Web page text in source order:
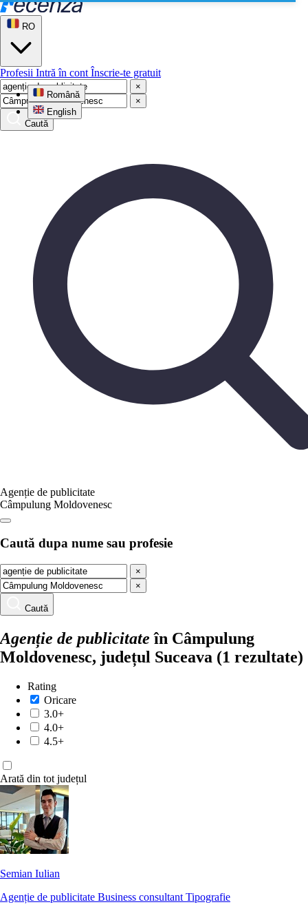
RO
Română
English
Profesii Intră în cont Înscrie-te gratuit
×
×
Caută
Agenție de publicitate
Câmpulung Moldovenesc
Caută dupa nume sau profesie
×
×
Caută
Agenție de publicitate în Câmpulung
Moldovenesc, județul Suceava (1 rezultate)
Rating
Oricare
3.0+
4.0+
4.5+
Arată din tot județul
Semian Iulian
Agenție de publicitate Business consultant Tipografie